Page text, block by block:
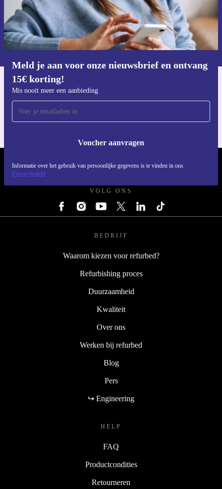
Meld je aan voor onze nieuwsbrief en ontvang
15€ korting!
Voucher aanvragen
Informatie over het gebruik van persoonsgegevens vind je in ons
privacybeleid.
Download de refurbed app
Voor iOS en Android
REFURBED NEDERLAND - RETHINK NEW.
VOLG ONS
BEDRIJF
Waarom kiezen voor refurbed?
Refurbishing proces
Duurzaamheid
Kwaliteit
Over ons
Werken bij refurbed
Blog
Pers
↪ Engineering
HELP
FAQ
Productcondities
Retourneren